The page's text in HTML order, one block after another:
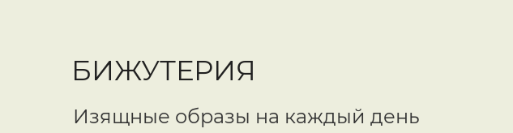
БИЖУТЕРИЯ
Изящные образы на каждый день